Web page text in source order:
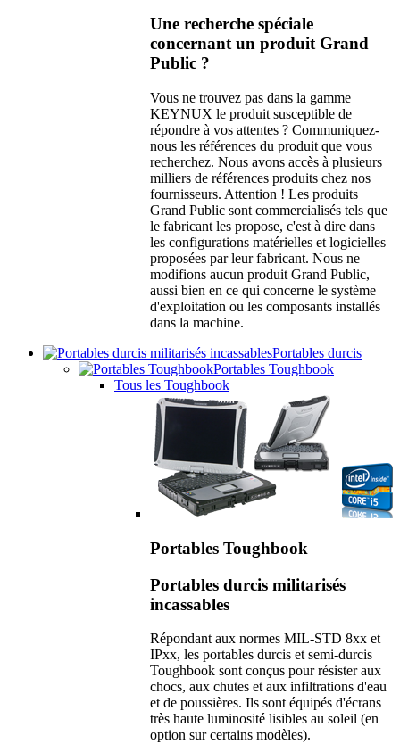
Une recherche spéciale
concernant un produit Grand
Public ?
Vous ne trouvez pas dans la gamme
KEYNUX le produit susceptible de
répondre à vos attentes ? Communiquez-
nous les références du produit que vous
recherchez. Nous avons accès à plusieurs
milliers de références produits chez nos
fournisseurs. Attention ! Les produits
Grand Public sont commercialisés tels que
le fabricant les propose, c'est à dire dans
les configurations matérielles et logicielles
proposées par leur fabricant. Nous ne
modifions aucun produit Grand Public,
aussi bien en ce qui concerne le système
d'exploitation ou les composants installés
dans la machine.
Portables durcis
Portables Toughbook
Tous les Toughbook
Portables Toughbook
Portables durcis militarisés
incassables
Répondant aux normes MIL-STD 8xx et
IPxx, les portables durcis et semi-durcis
Toughbook sont conçus pour résister aux
chocs, aux chutes et aux infiltrations d'eau
et de poussières. Ils sont équipés d'écrans
très haute luminosité lisibles au soleil (en
option sur certains modèles).